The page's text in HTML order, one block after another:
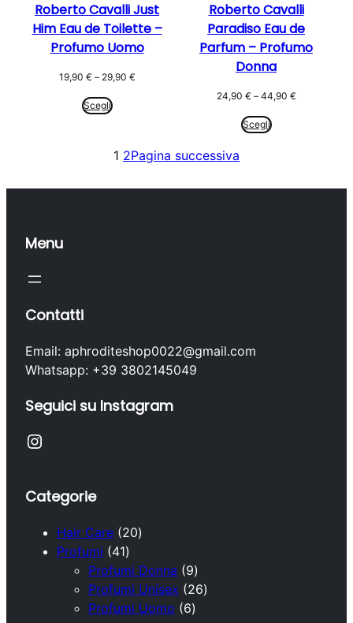
Roberto Cavalli Just
Him Eau de Toilette –
Profumo Uomo
19,90 € – 29,90 €Fascia
29,90 €
Scegli
Roberto Cavalli
Paradiso Eau de
Parfum – Profumo
Donna
24,90 € – 44,90 €Fascia
Scegli
1 2Pagina successiva
Menu
Contatti
Email: aphroditeshop0022@gmail.com
Whatsapp: +39 3802145049
Seguici su Instagram
Instagram
Categorie
Hair Care 202
p
r
o
Profumi 414
1
p
r
Profumi Donna 99
p
r
Profumi Unisex 262
Profumi Uomo 66